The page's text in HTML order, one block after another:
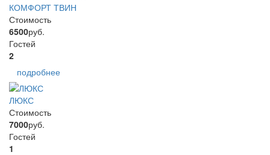
КОМФОРТ ТВИН
Стоимость
6500руб.
Гостей
2
подробнее
ЛЮКС
Стоимость
7000руб.
Гостей
1